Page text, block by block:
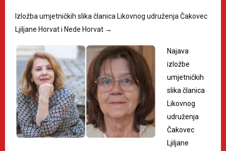
Izložba umjetničkih slika članica Likovnog udruženja Čakovec
Ljiljane Horvat i Nede Horvat →
Najava
izložbe
umjetničkih
slika članica
Likovnog
udruženja
Čakovec
Ljiljane